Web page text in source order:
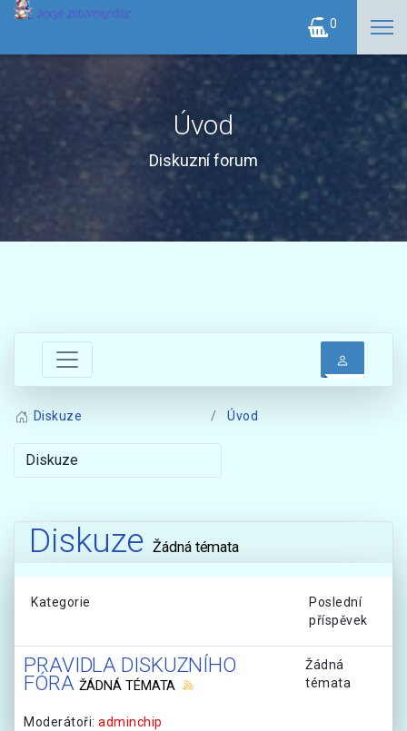
0
Úvod
Diskuzní forum
Diskuze Úvod
Diskuze Žádná témata
Kategorie
Poslední
příspěvek
PRAVIDLA DISKUZNÍHO
FÓRA ŽÁDNÁ TÉMATA
Moderátoři: adminchip
Žádná
témata